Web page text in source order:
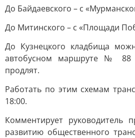
До Байдаевского – с
До Митинского – с «Площади
До Кузнецкого кладбища
автобусном маршруте № 88
продлят.
Работать по этим схемам
18:00.
Комментирует руководитель
развитию общественного